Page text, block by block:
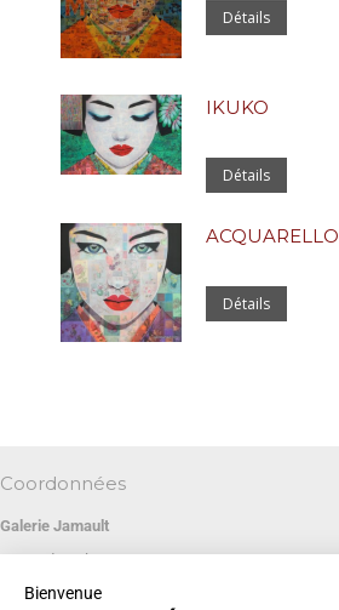
Bienvenue
Détails
IKUKO
Détails
ACQUARELLO
Détails
Coordonnées
Galerie Jamault
19 rue des Blancs Manteaux
75004 PARIS